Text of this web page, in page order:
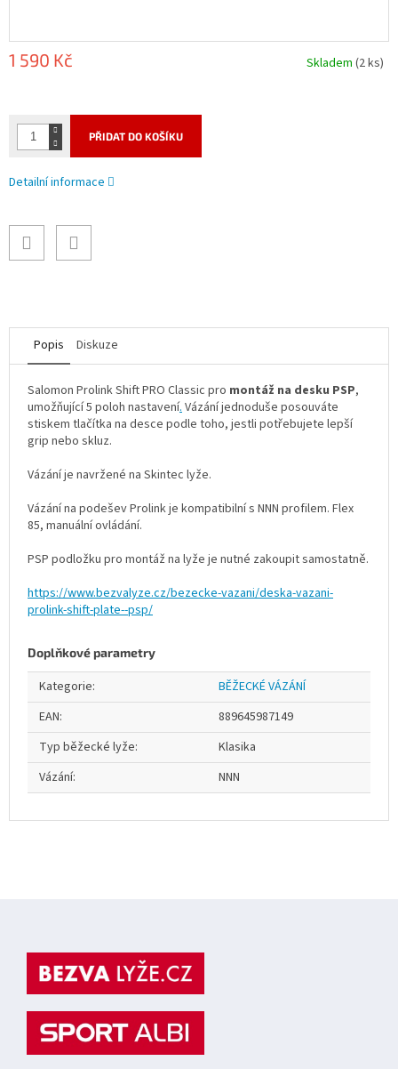
1 590 Kč Skladem(2 ks)
PŘIDAT DO KOŠÍKU
Detailní informace
Popis Diskuze
Salomon Prolink Shift PRO Classic pro montáž na desku PSP,
umožňující 5 poloh nastavení.Vázání jednoduše posouváte
stiskem tlačítka na desce podle toho, jestli potřebujete lepší
grip nebo skluz.
Vázání je navržené na Skintec lyže.
Vázání na podešev Prolink je kompatibilní s NNN profilem. Flex
85, manuální ovládání.
PSP podložku pro montáž na lyže je nutné zakoupit samostatně.
https://www.bezvalyze.cz/bezecke-vazani/deska-vazani-
prolink-shift-plate--psp/
Doplňkové parametry
Kategorie:
BĚŽECKÉ VÁZÁNÍ
EAN:
889645987149
Typ běžecké lyže:
Klasika
Vázání: NNN